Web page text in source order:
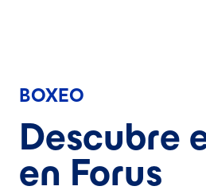
BOXEO
Descubre
en Forus